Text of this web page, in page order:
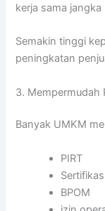
kerja sama jangka
Semakin tinggi
peningkatan
3. Mempermudah
Banyak UMKM
PIRT
BPOM